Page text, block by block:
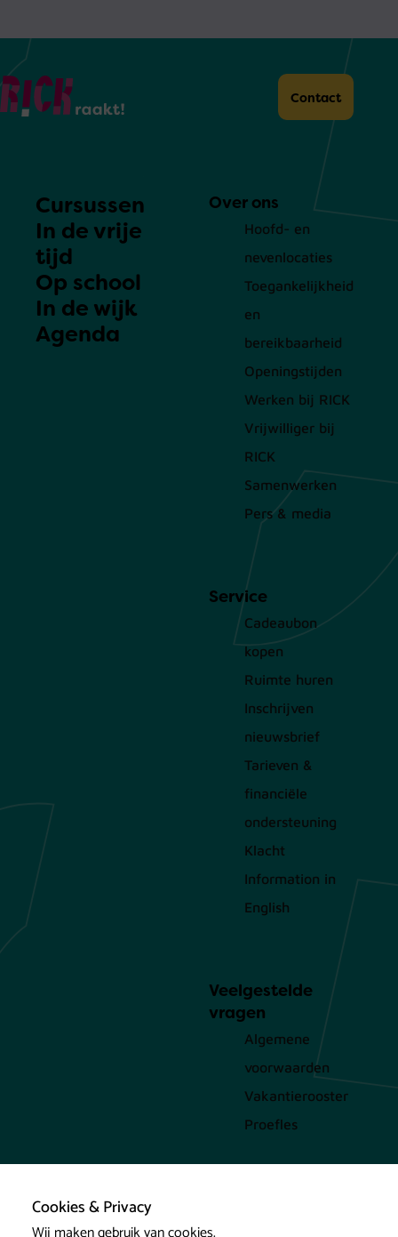
Cookies & Privacy
Contact
Cursussen
In de vrije
tijd
Op school
In de wijk
Agenda
Over ons
Hoofd- en
nevenlocaties
Toegankelijkheid
en
bereikbaarheid
Openingstijden
Werken bij RICK
Vrijwilliger bij
RICK
Samenwerken
Pers & media
Service
Cadeaubon
kopen
Ruimte huren
Inschrijven
nieuwsbrief
Tarieven &
financiële
ondersteuning
Klacht
Information in
English
Veelgestelde
vragen
Algemene
voorwaarden
Vakantierooster
Proefles